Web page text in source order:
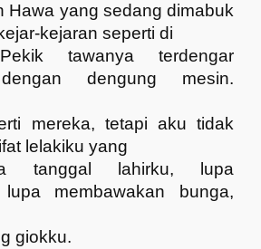
Hawa yang sedang dimabuk
kejaran seperti di
tawanya terdengar
dengung mesin.
mereka, tetapi aku tidak
lelakiku yang
tanggal lahirku, lupa
lupa membawakan bunga,
giokku.